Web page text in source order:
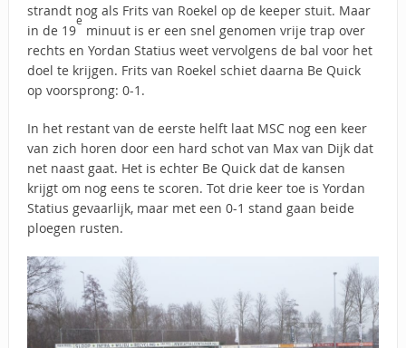
strandt nog als Frits van Roekel op de keeper stuit. Maar
in de 19
e
minuut is er een snel genomen vrije trap over
rechts en Yordan Statius weet vervolgens de bal voor het
doel te krijgen. Frits van Roekel schiet daarna Be Quick
op voorsprong: 0-1.
In het restant van de eerste helft laat MSC nog een keer
van zich horen door een hard schot van Max van Dijk dat
net naast gaat. Het is echter Be Quick dat de kansen
krijgt om nog eens te scoren. Tot drie keer toe is Yordan
Statius gevaarlijk, maar met een 0-1 stand gaan beide
ploegen rusten.